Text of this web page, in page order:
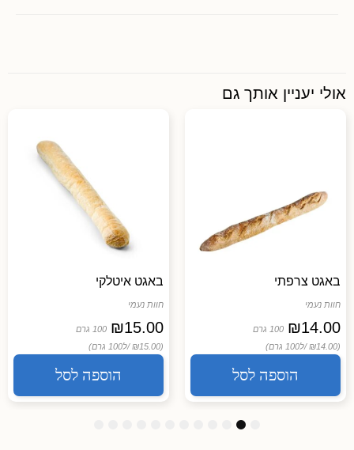
אולי יעניין אותך גם
באגט צרפתי
חוות נעמי
₪14.00
100 גרם
(₪14.00 /
ל100 גרם)
הוספה לסל
באגט איטלקי
חוות נעמי
₪15.00
100 גרם
(₪15.00 /
ל100 גרם)
הוספה לסל